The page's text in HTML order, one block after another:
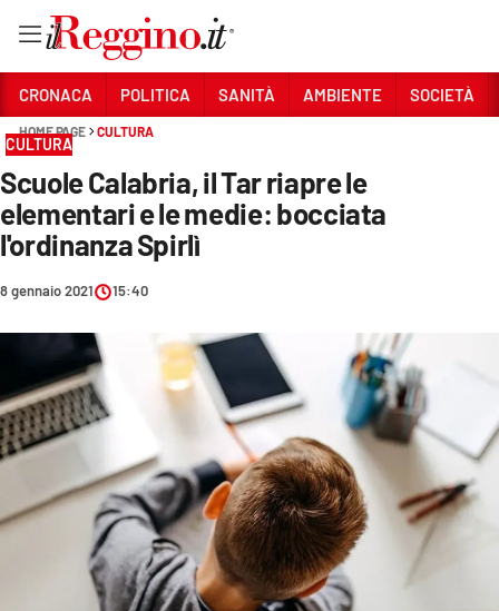
Sezioni
CRONACA
POLITICA
SANITÀ
AMBIENTE
SOCIETÀ
CULTURA
ECONOMIA E LAVORO
EVENTI
CRONACA POLITICA SANITÀ AMBIENTE SOCIETÀ
HOME PAGE CULTURA
CULTURA
Scuole Calabria, il Tar riapre le
elementari e le medie: bocciata
l'ordinanza Spirlì
8 gennaio 2021 15:40